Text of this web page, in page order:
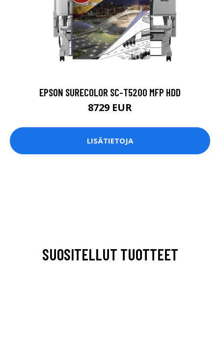
EPSON SURECOLOR SC-T5200 MFP HDD
8729 EUR
LISÄTIETOJA
SUOSITELLUT TUOTTEET